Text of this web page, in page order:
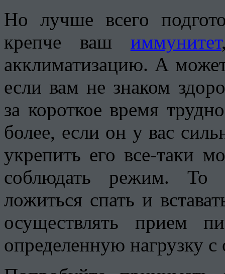
Но лучше всего
крепче ваш иммунитет
акклиматизацию. А
если вам не знаком
за короткое время
более, если он у вас
укрепить его все-таки
соблюдать режим. То
ложиться спать и
осуществлять прием
определенную нагрузку с